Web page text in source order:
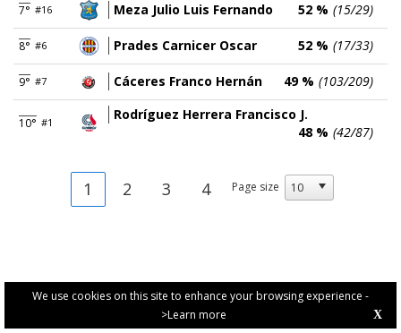
We use cookies on this site to enhance your browsing experience -
>Learn more
X
7° #16 Meza Julio Luis Fernando 52 % (15/29)
8° #6 Prades Carnicer Oscar 52 % (17/33)
9° #7 Cáceres Franco Hernán 49 % (103/209)
10° #1
Rodríguez Herrera Francisco J.
48 % (42/87)
1 2 3 4 Page size